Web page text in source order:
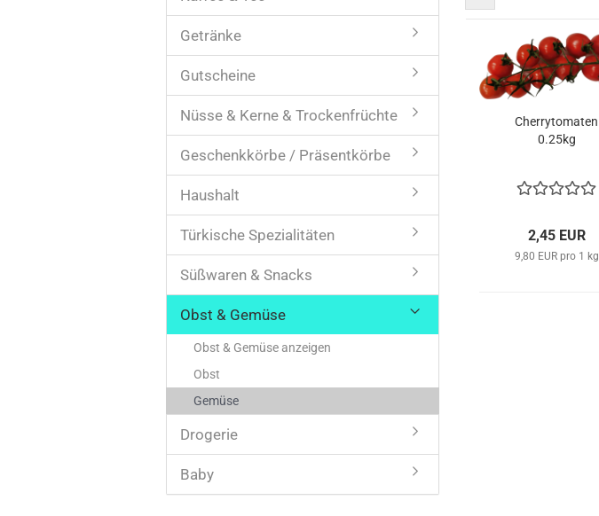
Süßwaren & Snacks anzeigen
Chips & Snacks
Gummis / Halal Haribo
Kaugummis
Kekse & Kuchen
Cher­ry­to­ma­ten
0.25kg
2,45 EUR
9,80 EUR pro 1 kg
Getränke
Gutscheine
Nüsse & Kerne & Trockenfrüchte
Geschenkkörbe / Präsentkörbe
Haushalt
Türkische Spezialitäten
Süßwaren & Snacks
Obst & Gemüse
Obst & Gemüse anzeigen
Obst
Gemüse
Drogerie
Baby